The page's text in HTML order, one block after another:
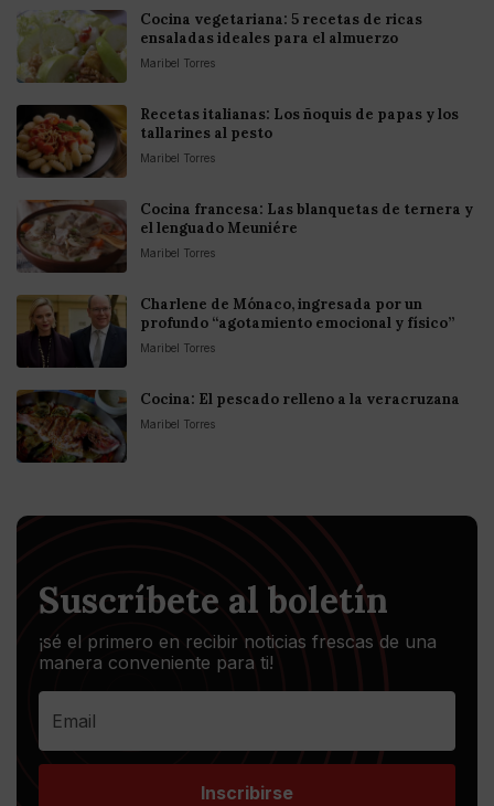
Cocina vegetariana: 5 recetas de ricas
ensaladas ideales para el almuerzo
Maribel Torres
Recetas italianas: Los ñoquis de papas y los
tallarines al pesto
Maribel Torres
Cocina francesa: Las blanquetas de ternera y
el lenguado Meuniére
Maribel Torres
Charlene de Mónaco, ingresada por un
profundo “agotamiento emocional y físico”
Maribel Torres
Cocina: El pescado relleno a la veracruzana
Maribel Torres
Suscríbete al boletín
¡sé el primero en recibir noticias frescas de una
manera conveniente para ti!
Inscribirse